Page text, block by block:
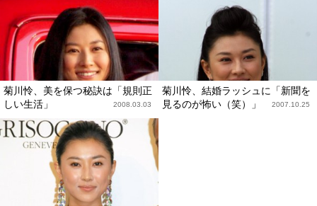
菊川怜、美を保つ秘訣は「規則正
しい生活」
2008.03.03
菊川怜、結婚ラッシュに「新聞を
見るのが怖い（笑）」
2007.10.25